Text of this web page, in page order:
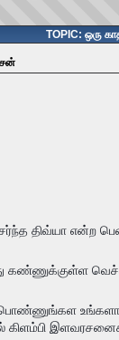
TOPIC: ஒரு
திவ்யா என்ற
கண்ணுக்குள்ள
கிளம்பி